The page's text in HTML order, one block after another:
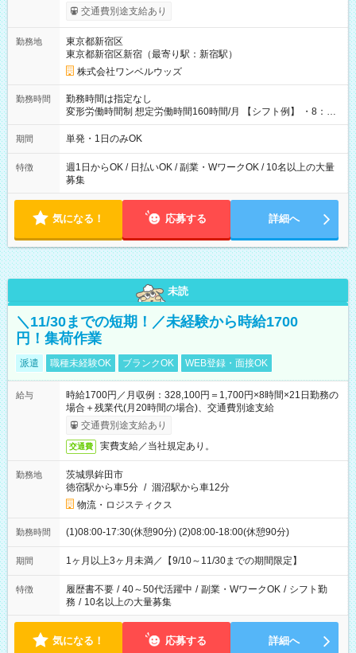
いOK！（規定あり） ┗働いたその日に現金GET♪ お仕事後はコ
ンビニATMから 日払い分を引き落とせます！ 【試用期間】試
交通費別途支給あり
勤務地
東京都新宿区
東京都新宿区新宿（最寄り駅：新宿駅）
株式会社ワンベルウッズ
勤務時間
勤務時間は指定なし
変形労働時間制 想定労働時間160時間/月 【シフト例】 ・8：00
～21：00
期間 単発・1日のみOK
特徴
週1日からOK / 日払いOK / 副業・WワークOK / 10名以上の大量
募集
気になる！ 応募する 詳細へ
未読
＼11/30までの短期！／未経験から時給1700
円！集荷作業
派遣 職種未経験OK ブランクOK WEB登録・面接OK
給与
時給1700円／月収例：328,100円＝1,700円×8時間×21日勤務の
場合＋残業代(月20時間の場合)、交通費別途支給
交通費別途支給あり
交通費 実費支給／当社規定あり。
勤務地
茨城県鉾田市
徳宿駅から車5分 / 涸沼駅から車12分
物流・ロジスティクス
勤務時間 (1)08:00-17:30(休憩90分) (2)08:00-18:00(休憩90分)
期間 1ヶ月以上3ヶ月未満／【9/10～11/30までの期間限定】
特徴 履歴書不要 / 40～50代活躍中 / 副業・WワークOK / シフト勤
務 / 10名以上の大量募集
気になる！ 応募する 詳細へ